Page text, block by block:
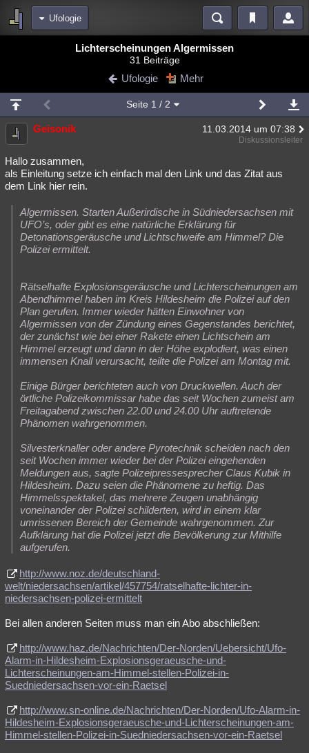
Ufologie
Blogs
Chat Wiki Neuigkeiten
meine Rubriken
Menschen Wissenschaft Mystery Kriminalfälle
Spiritualität Verschwörungen
Natur Umfragen
weitere Rubriken
Philosophie Träume Orte Esoterik Literatur
Astronomie Helpdesk
Musik Clash Verbesserungen Allmystery English
Übersichten
Besucht Teilgenommen Alle Neue Geschlossen
Lesenswert Schlüsselwörter
Lichterscheinungen Algermissen
31 Beiträge
Ufologie Mehr
Seite 1 / 2
Geisonik 11.03.2014 um 07:38
Diskussionsleiter
Hallo zusammen,
als Einleitung setze ich einfach mal den Link und das Zitat aus
dem Link hier rein.
Algermissen. Starten Außerirdische in Südniedersachsen mit
UFO’s, oder gibt es eine natürliche Erklärung für
Detonationsgeräusche und Lichtschweife am Himmel? Die
Polizei ermittelt.
Rätselhafte Explosionsgeräusche und Lichterscheinungen am
Abendhimmel haben im Kreis Hildesheim die Polizei auf den
Plan gerufen. Immer wieder hätten Einwohner von
Algermissen von der Zündung eines Gegenstandes berichtet,
der zunächst wie bei einer Rakete einen Lichtschein am
Himmel erzeugt und dann in der Höhe explodiert, was einen
immensen Knall verursacht, teilte die Polizei am Montag mit.
Einige Bürger berichteten auch von Druckwellen. Auch der
örtliche Polizeikommissar habe das seit Wochen zumeist am
Freitagabend zwischen 22.00 und 24.00 Uhr auftretende
Phänomen wahrgenommen.
Silvesterknaller oder andere Pyrotechnik scheiden nach den
seit Wochen immer wieder bei der Polizei eingehenden
Meldungen aus, sagte Polizeipressesprecher Claus Kubik in
Hildesheim. Dazu seien die Phänomene zu heftig. Das
Himmelsspektakel, das mehrere Zeugen unabhängig
voneinander der Polizei schilderten, wird in einem klar
umrissenen Bereich der Gemeinde wahrgenommen. Zur
Aufklärung hat die Polizei jetzt die Bevölkerung zur Mithilfe
aufgerufen.
http://www.noz.de/deutschland-
welt/niedersachsen/artikel/457754/ratselhafte-lichter-in-
niedersachsen-polizei-ermittelt
Bei allen anderen Seiten muss man ein Abo abschließen:
http://www.haz.de/Nachrichten/Der-Norden/Uebersicht/Ufo-
Alarm-in-Hildesheim-Explosionsgeraeusche-und-
Lichterscheinungen-am-Himmel-stellen-Polizei-in-
Suedniedersachsen-vor-ein-Raetsel
http://www.sn-online.de/Nachrichten/Der-Norden/Ufo-Alarm-in-
Hildesheim-Explosionsgeraeusche-und-Lichterscheinungen-am-
Himmel-stellen-Polizei-in-Suedniedersachsen-vor-ein-Raetsel